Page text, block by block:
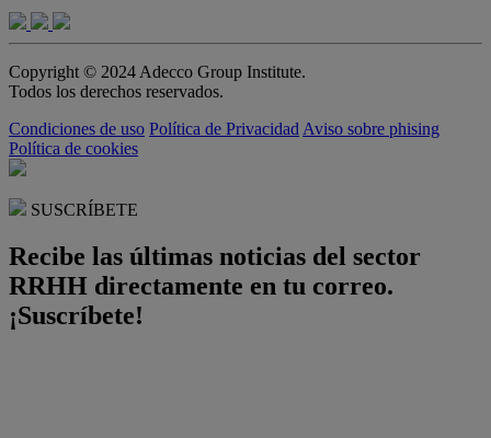
Copyright © 2024 Adecco Group Institute.
Todos los derechos reservados.
Condiciones de uso Política de Privacidad Aviso sobre phising
Política de cookies
SUSCRÍBETE
Recibe las últimas noticias del sector
RRHH directamente en tu correo.
¡Suscríbete!